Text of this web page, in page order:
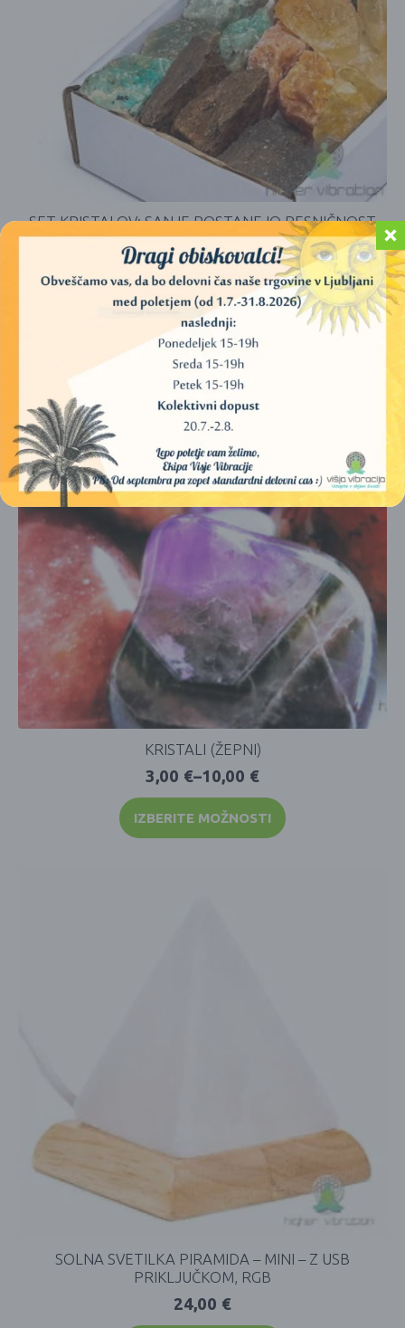
SET KRISTALOV: SANJE POSTANEJO RESNIČNOST
(700 – 900 G)
44,00€
DODAJ V KOŠARICO
KRISTALI (ŽEPNI)
3,00 €–10,00 €
IZBERITE MOŽNOSTI
SOLNA SVETILKA PIRAMIDA – MINI – Z USB
PRIKLJUČKOM, RGB
24,00 €